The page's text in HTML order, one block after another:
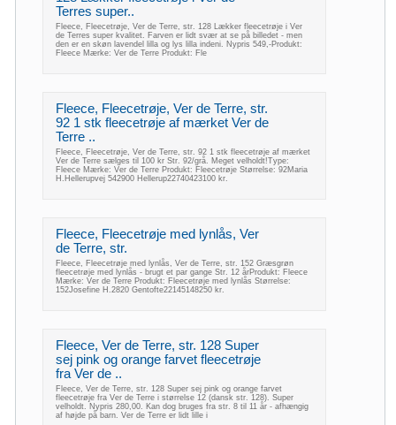
Terres super..
Fleece, Fleecetrøje, Ver de Terre, str. 128 Lækker fleecetrøje i Ver
de Terres super kvalitet. Farven er lidt svær at se på billedet - men
den er en skøn lavendel lilla og lys lilla indeni. Nypris 549,-Produkt:
Fleece Mærke: Ver de Terre Produkt: Fle
Fleece, Fleecetrøje, Ver de Terre, str.
92 1 stk fleecetrøje af mærket Ver de
Terre ..
Fleece, Fleecetrøje, Ver de Terre, str. 92 1 stk fleecetrøje af mærket
Ver de Terre sælges til 100 kr Str. 92/grå. Meget velholdt!Type:
Fleece Mærke: Ver de Terre Produkt: Fleecetrøje Størrelse: 92Maria
H.Hellerupvej 542900 Hellerup22740423100 kr.
Fleece, Fleecetrøje med lynlås, Ver
de Terre, str.
Fleece, Fleecetrøje med lynlås, Ver de Terre, str. 152 Græsgrøn
fleecetrøje med lynlås - brugt et par gange Str. 12 årProdukt: Fleece
Mærke: Ver de Terre Produkt: Fleecetrøje med lynlås Størrelse:
152Josefine H.2820 Gentofte22145148250 kr.
Fleece, Ver de Terre, str. 128 Super
sej pink og orange farvet fleecetrøje
fra Ver de ..
Fleece, Ver de Terre, str. 128 Super sej pink og orange farvet
fleecetrøje fra Ver de Terre i størrelse 12 (dansk str. 128). Super
velholdt. Nypris 280,00. Kan dog bruges fra str. 8 til 11 år - afhængig
af højde på barn. Ver de Terre er lidt lille i